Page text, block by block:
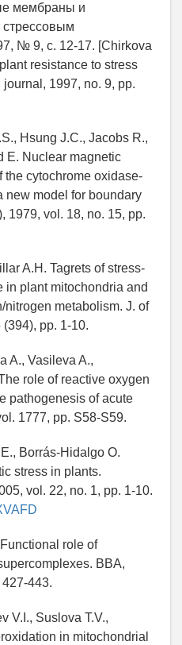
мембраны и
стрессовым
№ 9, с. 12-17. [Chirkova
resistance to stress
1997, no. 9, pp.
Hsung J.C., Jacobs R.,
E. Nuclear magnetic
the cytochrome oxidase-
new model for boundary
1979, vol. 18, no. 15, рр.
A.H. Tagrets of stress-
in plant mitochondria and
metabolism. J. of
pp. 1-10.
A., Vasileva A.,
role of reactive oxygen
pathogenesis of acute
1777, pp. S58-S59.
Borrás-Hidalgo O.
stress in plants.
vol. 22, no. 1, pp. 1-10.
role of
BBA,
443.
V.I., Suslova T.V.,
in mitochondrial